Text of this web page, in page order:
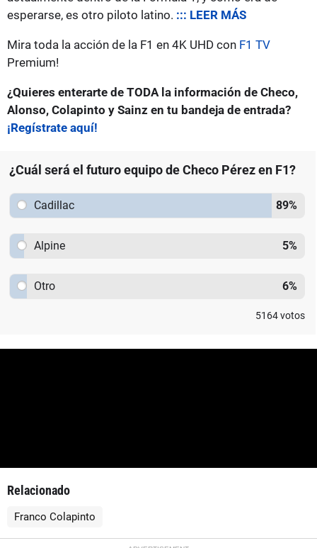
esperarse, es otro piloto latino. ::: LEER MÁS
Mira toda la acción de la F1 en 4K UHD con F1 TV
Premium!
¿Quieres enterarte de TODA la información de Checo,
Alonso, Colapinto y Sainz en tu bandeja de entrada?
¡Regístrate aquí!
¿Cuál será el futuro equipo de Checo Pérez en F1?
Cadillac 89%
Alpine 5%
Otro 6%
5164votos
Relacionado
Franco Colapinto